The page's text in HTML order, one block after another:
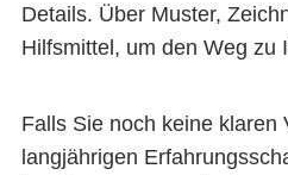
Details. Über Muster,
Hilfsmittel, um den Weg zu
Falls Sie noch keine klaren
langjährigen